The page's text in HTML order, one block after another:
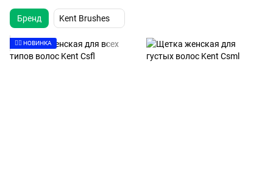
Бренд Kent Brushes
👉🏻 НОВИНКА